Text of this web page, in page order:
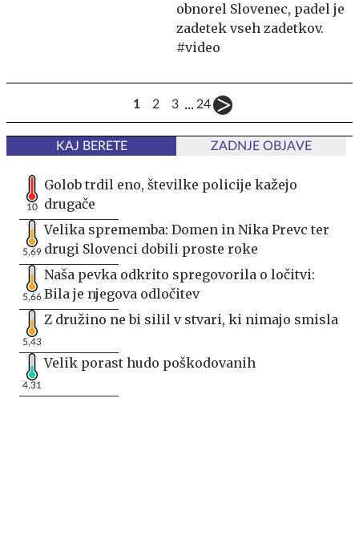
obnorel Slovenec, padel je
zadetek vseh zadetkov.
#video
1 2 3 ... 24
KAJ BERETE ZADNJE OBJAVE
10
Golob trdil eno, številke policije kažejo
drugače
5,69
Velika sprememba: Domen in Nika Prevc ter
drugi Slovenci dobili proste roke
5,66
Naša pevka odkrito spregovorila o ločitvi:
Bila je njegova odločitev
5,43
Z družino ne bi silil v stvari, ki nimajo smisla
4,31
Velik porast hudo poškodovanih